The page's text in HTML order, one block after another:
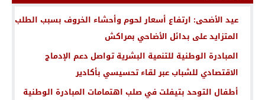
عيد الأضحى: ارتفاع أسعار لحوم وأحشاء الخروف بسبب الطلب
المتزايد على بدائل الأضاحي بمراكش
المبادرة الوطنية للتنمية البشرية تواصل دعم الإدماج
الاقتصادي للشباب عبر لقاء تحسيسي بأكادير
أطفال التوحد بتيفلت في صلب اهتمامات المبادرة الوطنية